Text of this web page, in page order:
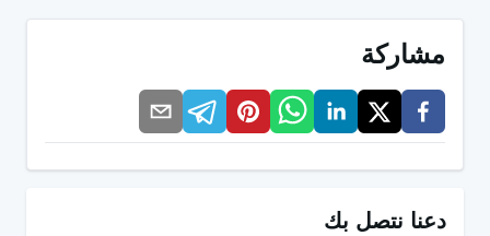
السريرية أظهرت استفادة المرضى منه، يستمر استخدامه
في عدد متزايد من مراكز العلاج بالكيتامين.
نسبة النجاح 60-65 في المائة
وذكرت أن النتائج الناجحة التي تم الحصول عليها قد تحققت،
مشاركة
دعنا نتصل بك